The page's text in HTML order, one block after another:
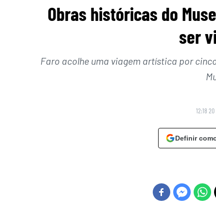
Obras históricas do
ser
Faro acolhe uma viagem artística por
12:18
Definir